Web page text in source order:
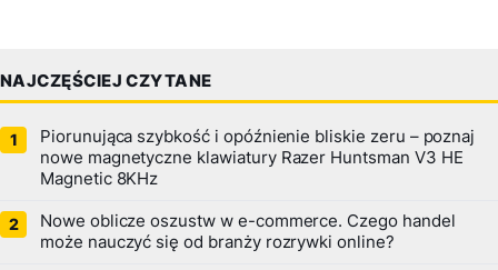
NAJCZĘŚCIEJ CZYTANE
Piorunująca szybkość i opóźnienie bliskie zeru – poznaj
nowe magnetyczne klawiatury Razer Huntsman V3 HE
Magnetic 8KHz
Nowe oblicze oszustw w e-commerce. Czego handel
może nauczyć się od branży rozrywki online?